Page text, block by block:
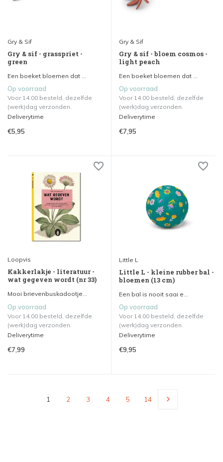
Gry & Sif
Gry & sif - grasspriet -
green
Een boeket bloemen dat ...
Op voorraad
Voor 14.00 besteld, dezelfde
(werk)dag verzonden.
Deliverytime
€5,95
Gry & Sif
Gry & sif - bloem cosmos -
light peach
Een boeket bloemen dat ...
Op voorraad
Voor 14.00 besteld, dezelfde
(werk)dag verzonden.
Deliverytime
€7,95
Loopvis
Kakkerlakje - literatuur -
wat gegeven wordt (nr 33)
Mooi brievenbuskadootje...
Op voorraad
Voor 14.00 besteld, dezelfde
(werk)dag verzonden.
Deliverytime
€7,99
Little L
Little L - kleine rubber bal -
bloemen (13 cm)
Een bal is nooit saai e...
Op voorraad
Voor 14.00 besteld, dezelfde
(werk)dag verzonden.
Deliverytime
€9,95
1 2 3 4 5 14